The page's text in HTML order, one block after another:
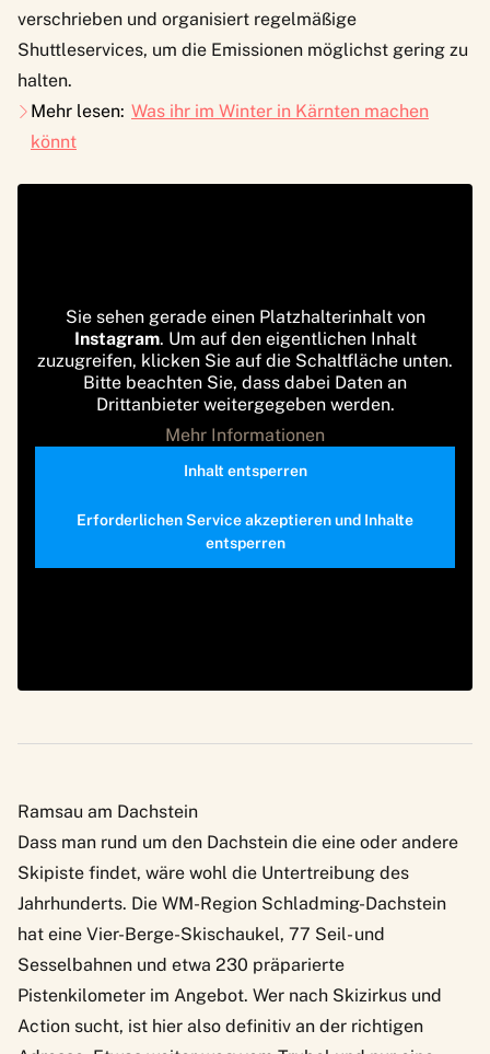
verschrieben und organisiert regelmäßige
Shuttleservices, um die Emissionen möglichst gering zu
halten.
Mehr lesen: Was ihr im Winter in Kärnten machen
könnt
Sie sehen gerade einen Platzhalterinhalt von
Instagram. Um auf den eigentlichen Inhalt
zuzugreifen, klicken Sie auf die Schaltfläche unten.
Bitte beachten Sie, dass dabei Daten an
Drittanbieter weitergegeben werden.
Mehr Informationen
Inhalt entsperren
Erforderlichen Service akzeptieren und Inhalte
entsperren
Ramsau am Dachstein
Dass man rund um den Dachstein die eine oder andere
Skipiste findet, wäre wohl die Untertreibung des
Jahrhunderts. Die WM-Region Schladming-Dachstein
hat eine Vier-Berge-Skischaukel, 77 Seil- und
Sesselbahnen und etwa 230 präparierte
Pistenkilometer im Angebot. Wer nach Skizirkus und
Action sucht, ist hier also definitiv an der richtigen